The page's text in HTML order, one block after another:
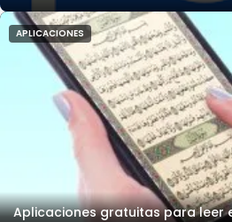
APLICACIONES
Aplicaciones gratuitas para leer